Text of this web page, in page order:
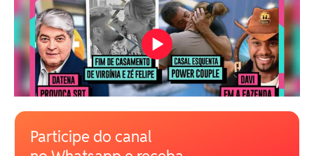
Participe do canal